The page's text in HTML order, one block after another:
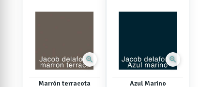
zoom_in
Marrón terracota
zoom_in
Azul Marino